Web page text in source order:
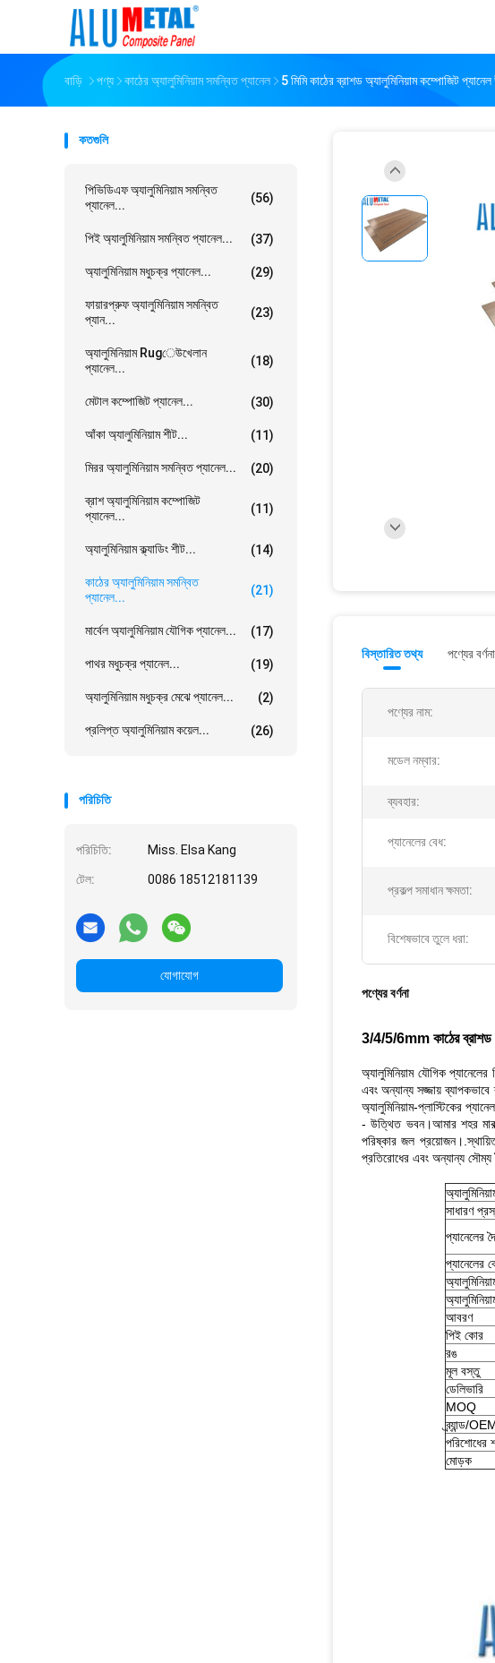
বাড়ি পণ্য কাঠের অ্যালুমিনিয়াম সমন্বিত প্যানেল 5 মিমি কাঠের ব্রাশড অ্যালুমিনিয়াম কম্পোজিট
কতগুলি
পিভিডিএফ অ্যালুমিনিয়াম সমন্বিত
প্যানেল...
(56)
পিই অ্যালুমিনিয়াম সমন্বিত প্যানেল... (37)
অ্যালুমিনিয়াম মধুচক্র প্যানেল... (29)
ফায়ারপ্রুফ অ্যালুমিনিয়াম সমন্বিত
প্যান...
(23)
অ্যালুমিনিয়াম Rugেউখেলান
প্যানেল...
(18)
মেটাল কম্পোজিট প্যানেল... (30)
আঁকা অ্যালুমিনিয়াম শীট... (11)
মিরর অ্যালুমিনিয়াম সমন্বিত প্যানেল... (20)
ব্রাশ অ্যালুমিনিয়াম কম্পোজিট
প্যানেল...
(11)
অ্যালুমিনিয়াম ক্ল্যাডিং শীট... (14)
কাঠের অ্যালুমিনিয়াম সমন্বিত
প্যানেল...
(21)
মার্বেল অ্যালুমিনিয়াম যৌগিক প্যানেল... (17)
পাথর মধুচক্র প্যানেল... (19)
অ্যালুমিনিয়াম মধুচক্র মেঝে প্যানেল... (2)
প্রলিপ্ত অ্যালুমিনিয়াম কয়েল... (26)
পরিচিতি
পরিচিতি: Miss. Elsa Kang
টেল: 0086 18512181139
যোগাযোগ
বিস্তারিত তথ্য পণ্যের বর্ণনা
পণ্যের নাম:
মডেল নম্বার:
ব্যবহার:
প্যানেলের বেধ:
প্রকল্প সমাধান ক্ষমতা:
বিশেষভাবে তুলে ধরা:
পণ্যের বর্ণনা
3/4/5/6mm কাঠের ব্রাশড
অ্যালুমিনিয়াম যৌগিক
এবং অন্যান্য সজ্জায় ব্যাপকভাবে
অ্যালুমিনিয়াম-প্লাস্টিকের
- উত্থিত ভবন।আমার শহর
পরিষ্কার জল
প্রতিরোধের এবং অন্যান্য সৌম্য
সাধারণ
প্যানেলের
প্যানেলের
আবরণ
পিই কোর
রঙ
মূল বস্তু
ডেলিভারি
MOQ
ব্র্যান্ড/
পরিশোধের
মোড়ক